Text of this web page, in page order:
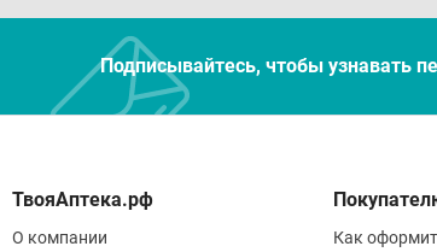
Подписывайтесь, чтобы узнавать
О компании Как